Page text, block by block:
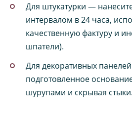
Для штукатурки —
интервалом в 24 часа,
качественную фактуру и
шпатели).
Для декоративных
подготовленное
шурупами и скрывая стыки.